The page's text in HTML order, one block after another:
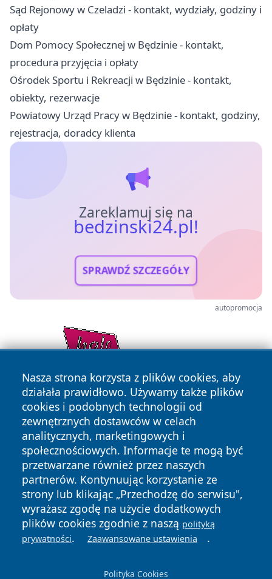
Sąd Rejonowy w Czeladzi - kontakt, wydziały, godziny i
opłaty
Dom Pomocy Społecznej w Będzinie - kontakt,
procedura przyjęcia i opłaty
Ośrodek Sportu i Rekreacji w Będzinie - kontakt,
obiekty, rezerwacje
Powiatowy Urząd Pracy w Będzinie - kontakt, godziny,
rejestracja, doradcy klienta
Zareklamuj się na
bedzinski24.pl!
SPRAWDŹ SZCZEGÓŁY
autopromocja
Nasza strona korzysta z plików cookies, aby
działała prawidłowo. Używamy także plików
cookies i podobnych technologii od
zewnętrznych dostawców w celach
analitycznych, marketingowych i
społecznościowych. Informacje te mogą być
przetwarzane również przez naszych
partnerów. Kontynuując korzystanie ze
strony lub klikając „Przechodzę do serwisu",
wyrażasz zgodę na użycie dodatkowych
plików cookies zgodnie z naszą polityką
prywatności. Zaawansowane ustawienia .
Polityka Cookies
Copyright © 2026 bedzinski24.pl Wszystkie prawa
zastrzeżone.
News Autorzy
Polityka
Polityka